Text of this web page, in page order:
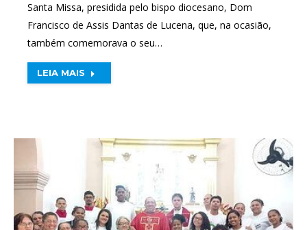
Santa Missa, presidida pelo bispo diocesano, Dom
Francisco de Assis Dantas de Lucena, que, na ocasião,
também comemorava o seu…
LEIA MAIS